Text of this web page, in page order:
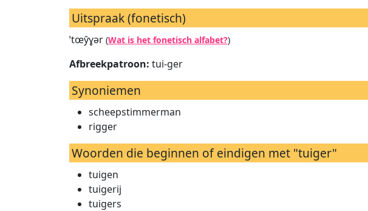
Uitspraak (fonetisch)
ˈtœy̆ɣər (Wat is het fonetisch alfabet?)
Afbreekpatroon: tui-ger
Synoniemen
scheepstimmerman
rigger
Woorden die beginnen of eindigen met "tuiger"
tuigen
tuigerij
tuigers